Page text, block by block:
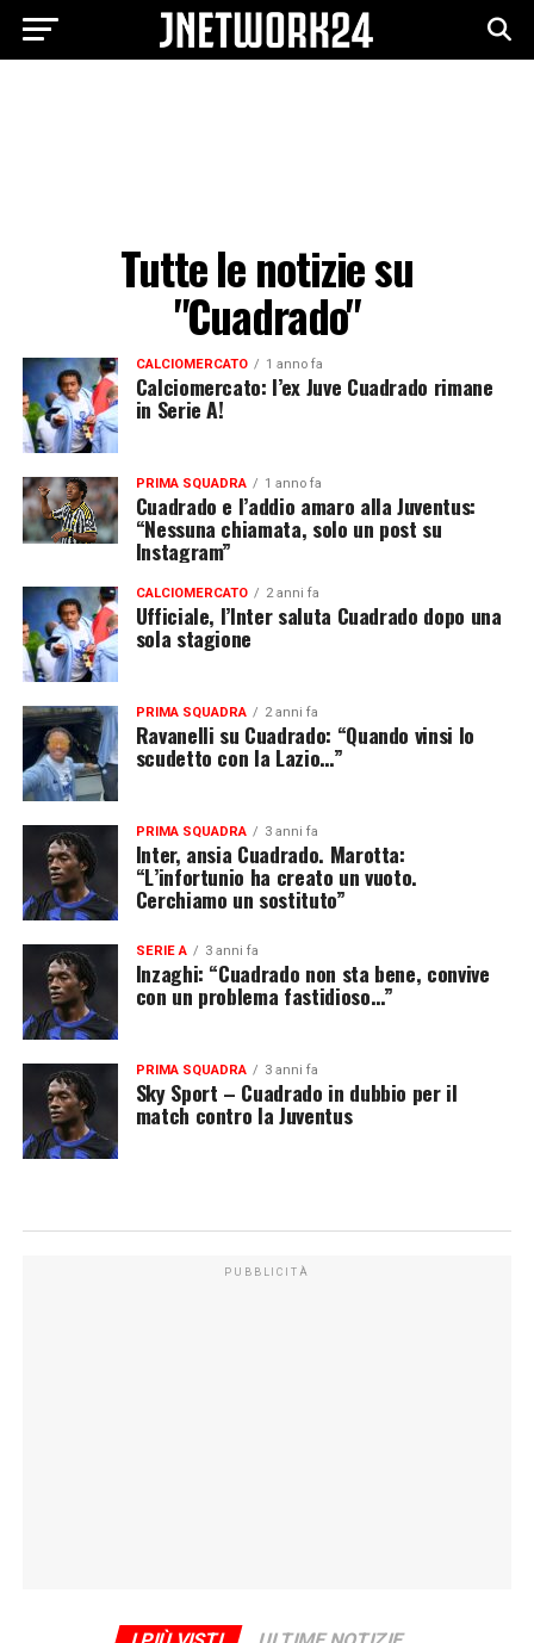
Tutte le notizie su
"Cuadrado"
CALCIOMERCATO 1 anno fa
Calciomercato: l’ex Juve Cuadrado rimane
in Serie A!
PRIMA SQUADRA 1 anno fa
Cuadrado e l’addio amaro alla Juventus:
“Nessuna chiamata, solo un post su
Instagram”
CALCIOMERCATO 2 anni fa
Ufficiale, l’Inter saluta Cuadrado dopo una
sola stagione
PRIMA SQUADRA 2 anni fa
Ravanelli su Cuadrado: “Quando vinsi lo
scudetto con la Lazio…”
PRIMA SQUADRA 3 anni fa
Inter, ansia Cuadrado. Marotta:
“L’infortunio ha creato un vuoto.
Cerchiamo un sostituto”
SERIE A 3 anni fa
Inzaghi: “Cuadrado non sta bene, convive
con un problema fastidioso…”
PRIMA SQUADRA 3 anni fa
Sky Sport – Cuadrado in dubbio per il
match contro la Juventus
PUBBLICITÀ